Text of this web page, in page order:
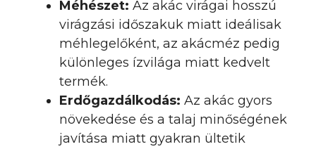
Méhészet: Az akác virágai hosszú
virágzási időszakuk miatt ideálisak
méhlegelőként, az akácméz pedig
különleges ízvilága miatt kedvelt
termék.
Erdőgazdálkodás: Az akác gyors
növekedése és a talaj minőségének
javítása miatt gyakran ültetik